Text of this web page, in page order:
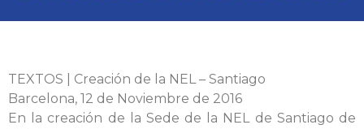
TEXTOS | Creación de la NEL – Santiago
Barcelona, 12 de Noviembre de 2016
En la creación de la Sede de la NEL de Santiago de